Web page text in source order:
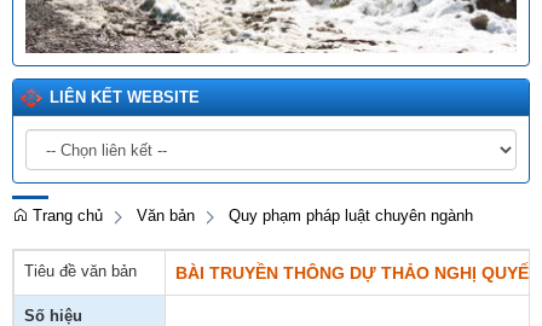
LIÊN KẾT WEBSITE
Trang chủ Văn bản Quy phạm pháp luật chuyên ngành
Tiêu đề văn bản BÀI TRUYỀN THÔNG DỰ THẢO NGHỊ
Số hiệu